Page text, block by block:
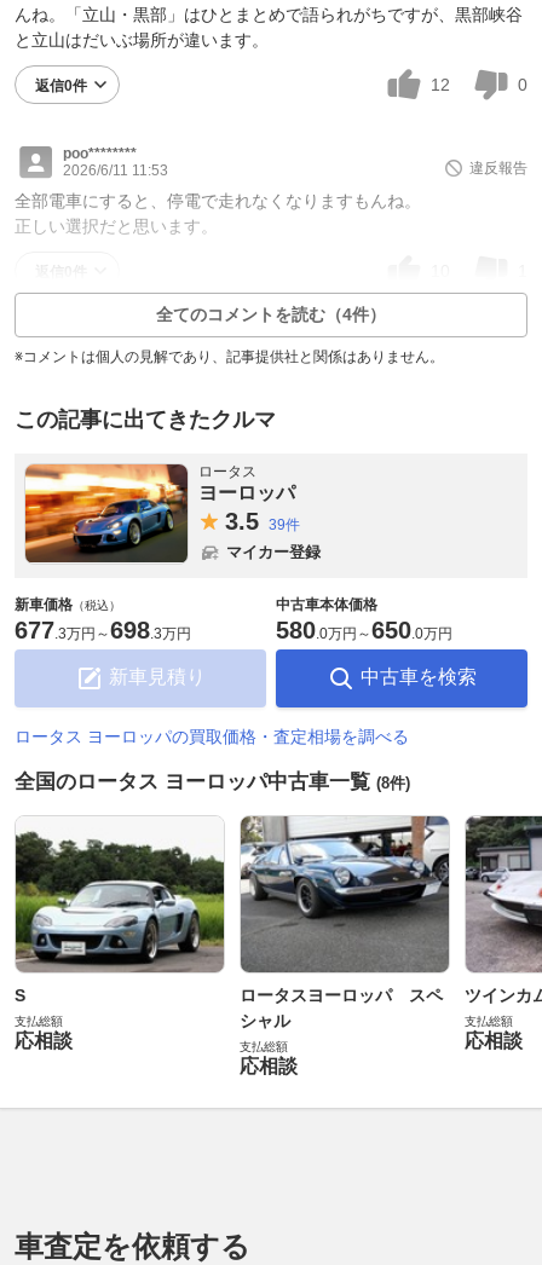
んね。「立山・黒部」はひとまとめで語られがちですが、黒部峡谷
と立山はだいぶ場所が違います。
返信0件 12 0
poo********
2026/6/11 11:53
違反報告
全部電車にすると、停電で走れなくなりますもんね。
正しい選択だと思います。
全てのコメントを読む（4件）
※コメントは個人の見解であり、記事提供社と関係はありません。
この記事に出てきたクルマ
ロータス
ヨーロッパ
3.5 39件
マイカー登録
新車価格 （税込）
677.3万円 ～698.3万円
新車見積り
中古車本体価格
580.0万円 ～650.0万円
中古車を検索
ロータス ヨーロッパの買取価格・査定相場を調べる
全国のロータス ヨーロッパ中古車一覧 (8件)
S
支払総額
応相談
ロータスヨーロッパ スペ
シャル
支払総額
応相談
ツイン
支払総額
応相談
車査定を依頼する